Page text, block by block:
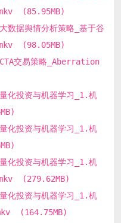
(85.95MB)
情分析策略_基于谷
(98.05MB)
易策略_Aberration
与机器学习_1.机
与机器学习_1.机
与机器学习_1.机
(279.62MB)
与机器学习_1.机
(164.75MB)